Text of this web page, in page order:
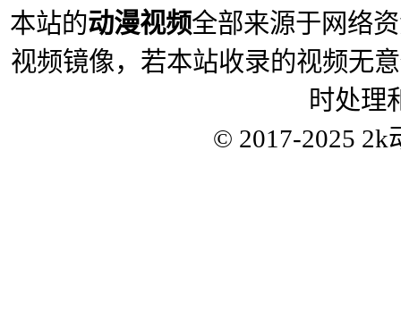
本站的动漫视频全部来源于网络
视频镜像，若本站收录的视频无
时处理
© 2017-2025 2k